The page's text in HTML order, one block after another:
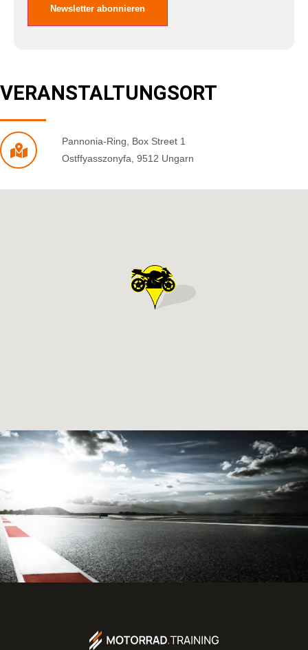
VERANSTALTUNGSORT
Pannonia-Ring, Box Street 1
Ostffyasszonyfa, 9512 Ungarn